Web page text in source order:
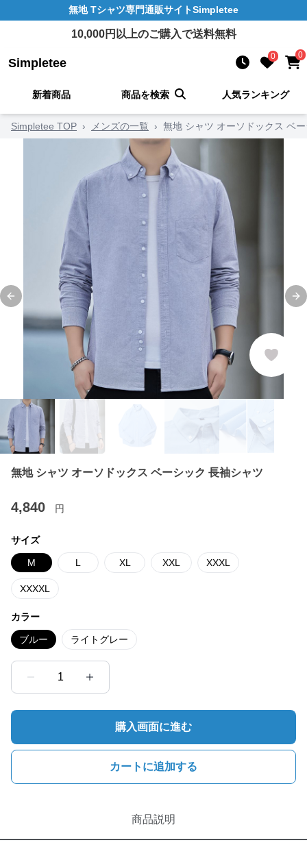
無地 Tシャツ専門通販サイトSimpletee
10,000円以上のご購入で送料無料
Simpletee 0 0
新着商品 商品を検索 人気ランキング
Simpletee TOP › メンズの一覧 › 無地 シャツ オーソドックス ベ
Previous slide
無地 シャツ オーソドックス ベーシック 長袖シャツ
4,840 円
サイズ
M L XL XXL XXXL
XXXXL
カラー
ブルー ライトグレー
1
購入画面に進む
カートに追加する
商品説明